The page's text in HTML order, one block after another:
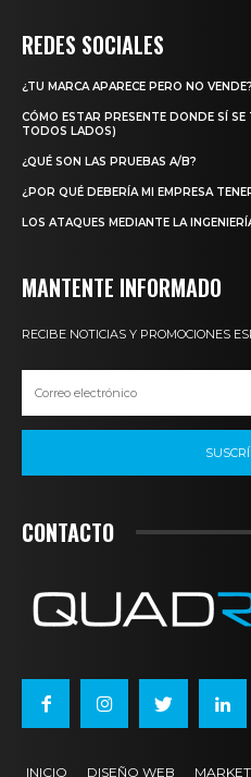
REDES SOCIALES
¿TU MARCA APARECE PERO NO
CÓMO ESTAR PRESENTE DONDE SÍ SE
TODOS LADOS)
¿QUÉ SON LAS PRUEBAS A/B?
¿POR QUÉ DEBERÍA MI EMPRESA
LOS ATAQUES MEDIANTE LA
MANTENTE INFORMADO
RECIBE NOTICIAS Y PROMOCIONES
CONTACTO
INICIO DISEÑO WEB